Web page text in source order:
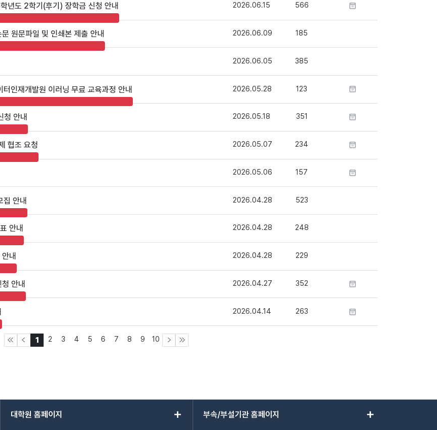
도 2학기(후기) 장학금 신청 안내 2026.06.15 566
원문파일 및 인쇄본 제출 안내 2026.06.09 185
2026.06.05 385
인재개발원 이러닝 무료 교육과정 안내 2026.05.28 123
안내 2026.05.18 351
협조 요청 2026.05.07 234
2026.05.06 157
안내 2026.04.28 523
안내 2026.04.28 248
내 2026.04.28 229
안내 2026.04.27 352
2026.04.14 263
1 2 3 4 5 6 7 8 9 10
대학원 홈페이지 add 부속/부설기관 홈페이지 add